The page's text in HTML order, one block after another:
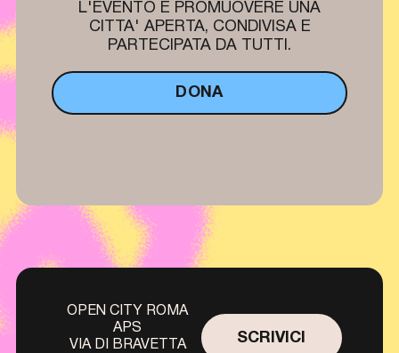
L'EVENTO E PROMUOVERE UNA
CITTA' APERTA, CONDIVISA E
PARTECIPATA DA TUTTI.
DONA
OPEN CITY ROMA
APS
VIA DI BRAVETTA
SCRIVICI